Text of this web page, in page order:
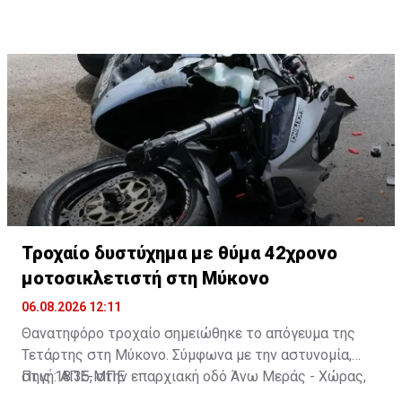
Τροχαίο δυστύχημα με θύμα 42χρονο
μοτοσικλετιστή στη Μύκονο
06.08.2026 12:11
Θανατηφόρο τροχαίο σημειώθηκε το απόγευμα της
Τετάρτης στη Μύκονο. Σύμφωνα με την αστυνομία,
στις 18:35, στην επαρχιακή οδό Άνω Μεράς - Χώρας,
Πηγή: ΑΠΕ-ΜΠΕ